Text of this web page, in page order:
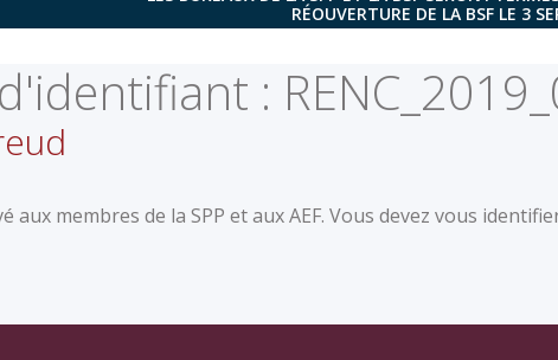
RÉOUVERTURE DE LA BSF LE 3
:
aux membres de la SPP et aux AEF. Vous devez vous